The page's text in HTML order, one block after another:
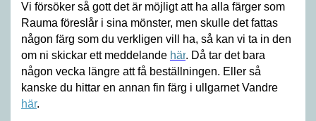
Vi försöker så gott det är möjligt att ha alla färger som
Rauma föreslår i sina mönster, men skulle det fattas
någon färg som du verkligen vill ha, så kan vi ta in den
om ni skickar ett meddelande här. Då tar det bara
någon vecka längre att få beställningen. Eller så
kanske du hittar en annan fin färg i ullgarnet Vandre
här.